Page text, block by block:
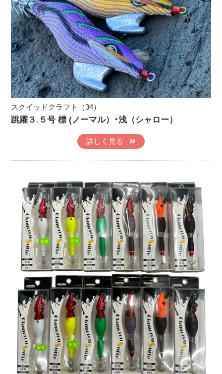
スクイッドクラフト（34）
跳躍３.５号 標 (ノーマル）･浅（シャロー）
詳しく見る